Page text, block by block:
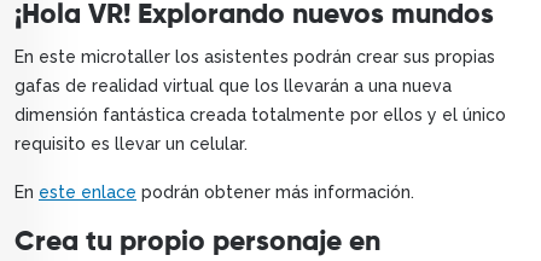
¡Hola VR! Explorando nuevos mundos
En este microtaller los asistentes podrán crear sus propias
gafas de realidad virtual que los llevarán a una nueva
dimensión fantástica creada totalmente por ellos y el único
requisito es llevar un celular.
En este enlace podrán obtener más información.
Crea tu propio personaje en